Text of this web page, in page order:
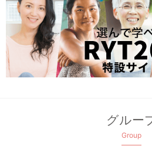
グルー
Group